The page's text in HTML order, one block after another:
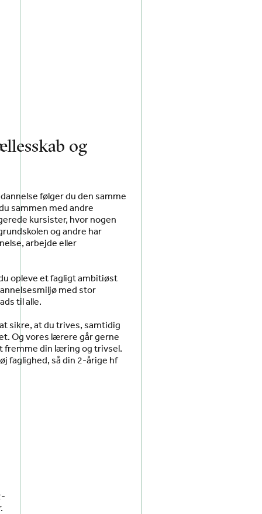
og
følger du den samme
sammen med andre
kursister, hvor nogen
og andre har
arbejde eller
opleve et fagligt ambitiøst
med stor
til alle.
sikre, at du trives, samtidig
Og vores lærere går gerne
fremme din læring og trivsel.
faglighed, så din 2-årige hf